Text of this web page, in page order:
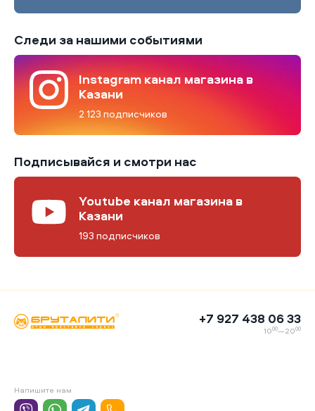
Следи за нашими событиями
Instagram канал магазина в
Казани
2 123 подписчиков
Подписывайся и смотри нас
Youtube канал магазина в
Казани
193 подписчиков
+7 927 438 06 33
1000—2000
Напишите нам